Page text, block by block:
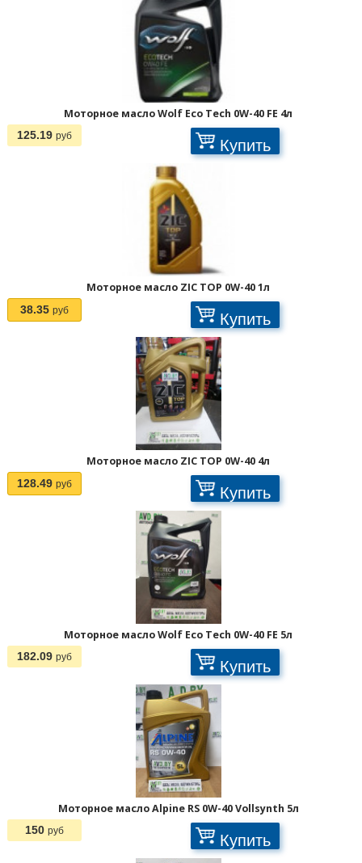
Моторное масло Wolf Eco Tech 0W-40 FE 4л
125.19 руб Купить
Моторное масло ZIC TOP 0W-40 1л
38.35 руб Купить
Моторное масло ZIC TOP 0W-40 4л
128.49 руб Купить
Моторное масло Wolf Eco Tech 0W-40 FE 5л
182.09 руб Купить
Моторное масло Alpine RS 0W-40 Vollsynth 5л
150 руб Купить
Страницы: